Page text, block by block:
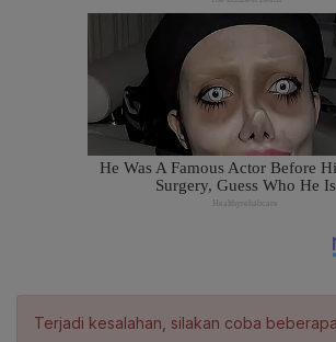
Terjadi kesalahan, silakan coba